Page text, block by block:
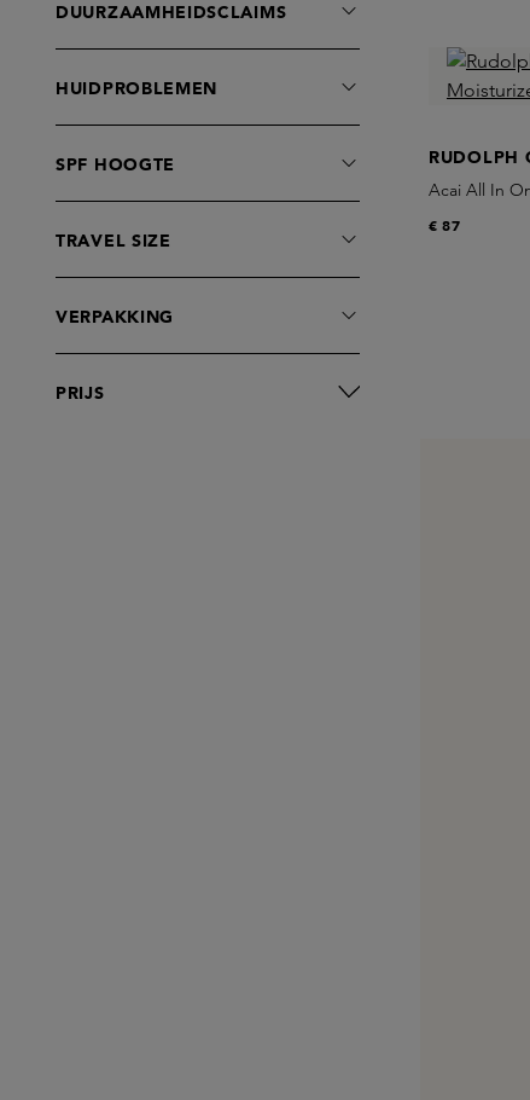
Shampoo
Sun Protection Face
DUURZAAMHEIDSCLAIMS
HUIDPROBLEMEN
SPF HOOGTE
TRAVEL SIZE
VERPAKKING
PRIJS
RUDOLPH
Acai All In
€ 87